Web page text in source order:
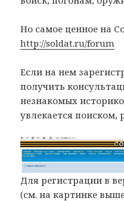
Но самое ценное на
http://soldat.ru/forum
Если на нем
получить
незнакомых
увлекается поиском,
Для регистрации в
(см. на картинке